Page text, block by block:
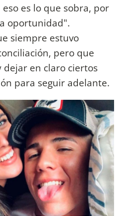
eso es lo que sobra, por
oportunidad".
siempre estuvo
pero que
en claro ciertos
para seguir adelante.